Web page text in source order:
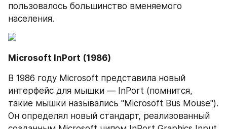
пользовалось большинство вменяемого
населения.
Microsoft InPort (1986)
В 1986 году Microsoft представила новый
интерфейс для мышки — InPort (помнится,
такие мышки назывались "Microsoft Bus Mouse").
Он определял новый стандарт, реализованный